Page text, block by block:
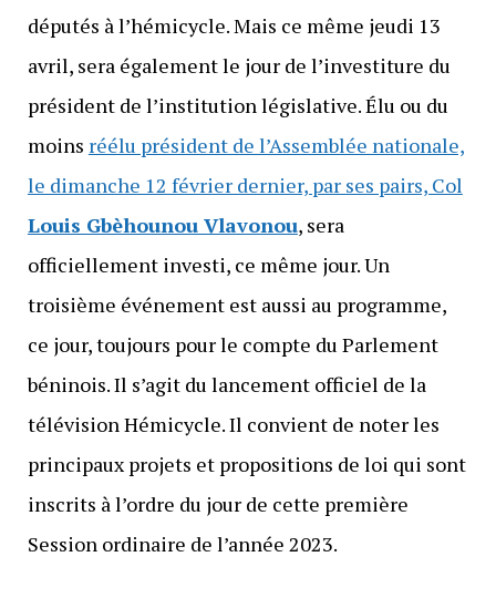
députés à l’hémicycle. Mais ce même jeudi 13
avril, sera également le jour de l’investiture du
président de l’institution législative. Élu ou du
moins réélu président de l’Assemblée nationale,
le dimanche 12 février dernier, par ses pairs, Col
Louis Gbèhounou Vlavonou, sera
officiellement investi, ce même jour. Un
troisième événement est aussi au programme,
ce jour, toujours pour le compte du Parlement
béninois. Il s’agit du lancement officiel de la
télévision Hémicycle. Il convient de noter les
principaux projets et propositions de loi qui sont
inscrits à l’ordre du jour de cette première
Session ordinaire de l’année 2023.